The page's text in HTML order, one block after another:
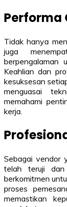
Performa
Tidak hanya
juga
berpengalaman
Keahlian dan
kesuksesan
menguasai
memahami
kerja.
Sebagai vendor
telah teruji
berkomitmen
proses
memastikan